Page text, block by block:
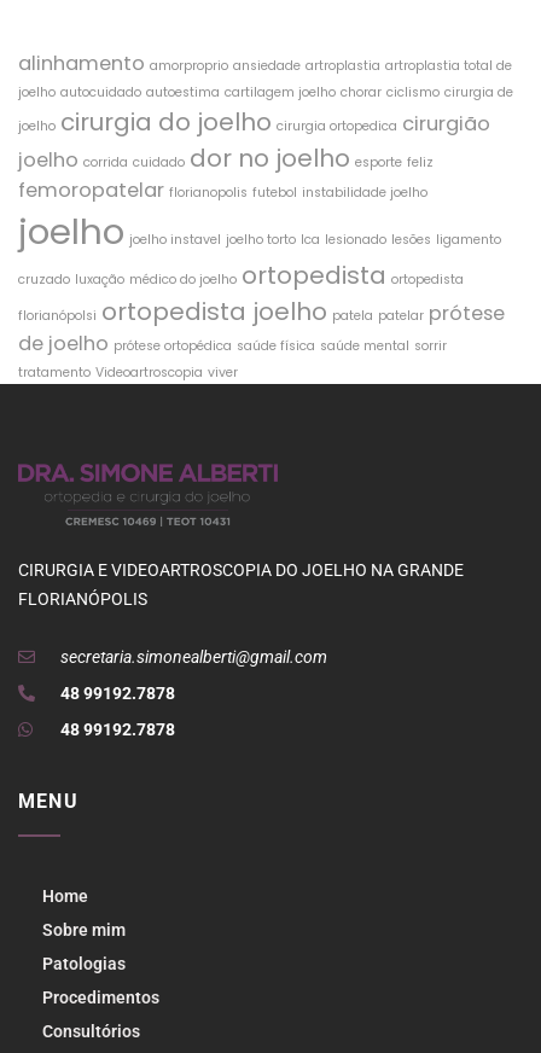
alinhamento amorproprio ansiedade artroplastia artroplastia total de
joelho autocuidado autoestima cartilagem joelho chorar ciclismo cirurgia de
joelho cirurgia do joelho cirurgia ortopedica cirurgião
joelho corrida cuidado dor no joelho esporte feliz
femoropatelar florianopolis futebol instabilidade joelho
joelho joelho instavel joelho torto lca lesionado lesões ligamento
cruzado luxação médico do joelho ortopedista ortopedista
florianópolsi ortopedista joelho patela patelar prótese
de joelho prótese ortopédica saúde física saúde mental sorrir
tratamento Videoartroscopia viver
CIRURGIA E VIDEOARTROSCOPIA DO JOELHO NA GRANDE
FLORIANÓPOLIS
secretaria.simonealberti@gmail.com
48 99192.7878
48 99192.7878
MENU
Home
Sobre mim
Patologias
Procedimentos
Consultórios